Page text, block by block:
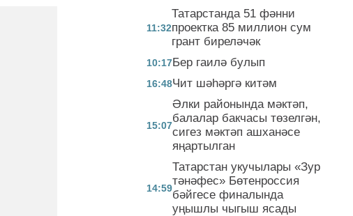
11:32
Татарстанда 51 фәнни
проектка 85 миллион сум
грант биреләчәк
10:17Бер гаилә булып
16:48Чит шәһәргә китәм
15:07
Әлки районында мәктәп,
балалар бакчасы төзелгән,
сигез мәктәп ашханәсе
яңартылган
14:59
Татарстан укучылары «Зур
тәнәфес» Бөтенроссия
бәйгесе финалында
уңышлы чыгыш ясады